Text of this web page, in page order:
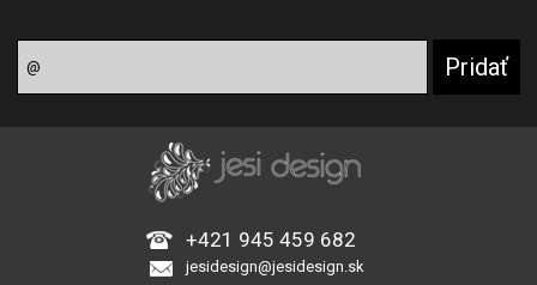
+421 945 459 682
jesidesign@jesidesign.sk